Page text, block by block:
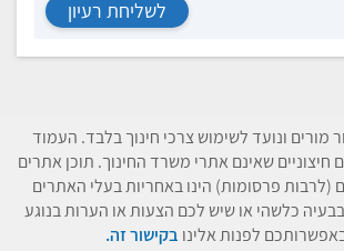
לשליחת רעיון
מורים ונועד לשימוש צרכי חינוך בלבד. העמוד
חיצוניים שאינם אתרי משרד החינוך. תוכן אתרים
(לרבות פרסומות) הינו באחריות בעלי האתרים
כלשהי או שיש לכם הצעות או הערות בנוגע
לפנות אלינו בקישור זה.